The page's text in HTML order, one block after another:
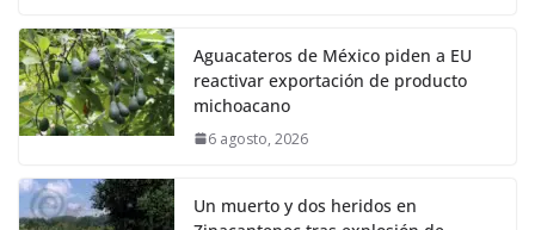
Aguacateros de México piden a EU
reactivar exportación de producto
michoacano
6 agosto, 2026
Un muerto y dos heridos en